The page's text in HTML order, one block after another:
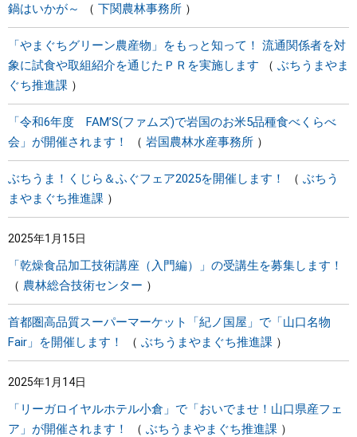
鍋はいかが～
下関農林事務所
「やまぐちグリーン農産物」をもっと知って！ 流通関係者を対
象に試食や取組紹介を通じたＰＲを実施します
ぶちうまやま
ぐち推進課
「令和6年度 FAM’S(ファムズ)で岩国のお米5品種食べくらべ
会」が開催されます！
岩国農林水産事務所
ぶちうま！くじら＆ふぐフェア2025を開催します！
ぶちう
まやまぐち推進課
2025年1月15日
「乾燥食品加工技術講座（入門編）」の受講生を募集します！
農林総合技術センター
首都圏高品質スーパーマーケット「紀ノ国屋」で「山口名物
Fair」を開催します！
ぶちうまやまぐち推進課
2025年1月14日
「リーガロイヤルホテル小倉」で「おいでませ！山口県産フェ
ア」が開催されます！
ぶちうまやまぐち推進課